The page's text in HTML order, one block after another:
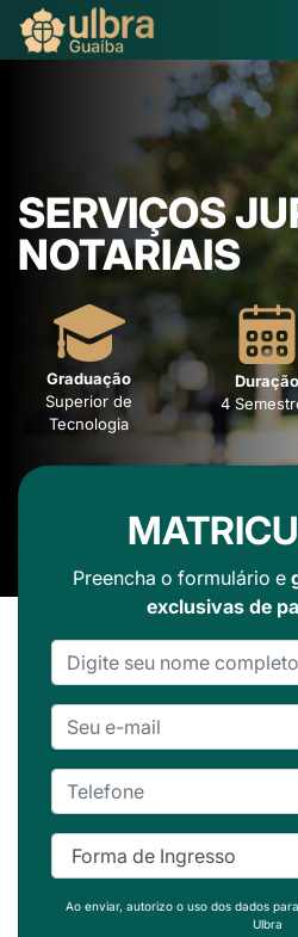
SERVIÇOS
NOTARIAIS
Graduação
Superior de
Tecnologia
Duração
4
Preencha o formulário e
exclusivas de
Ao enviar, autorizo o uso dos dados
Ulbra